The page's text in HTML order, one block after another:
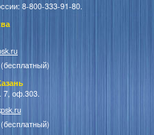
8-800-333-91-80.
7, оф.303.